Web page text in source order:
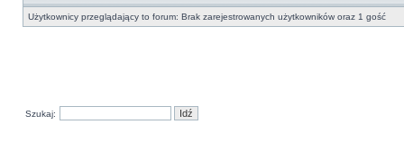
Użytkownicy przeglądający to forum: Brak zarejestrowanych użytkowników oraz 1 gość
Szukaj: